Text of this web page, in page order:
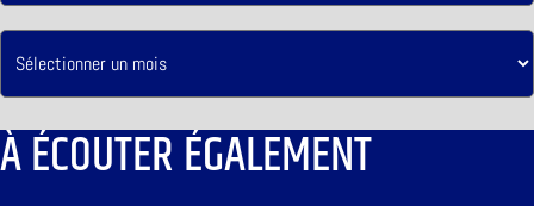
À ÉCOUTER ÉGALEMENT